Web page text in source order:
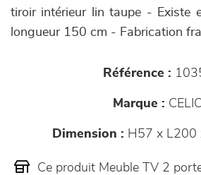
tiroir intérieur lin taupe - Existe
longueur 150 cm - Fabrication
Référence :
Marque :
Dimension : H57 x L200
Ce produit Meuble TV 2